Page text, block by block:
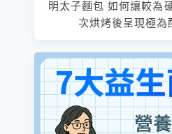
明太子麵包 如何讓較為
次烘烤後呈現極為